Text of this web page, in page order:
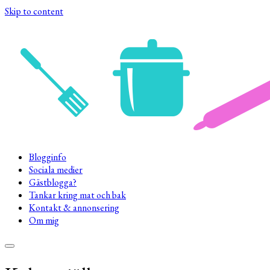
Skip to content
Blogginfo
Sociala medier
Gästblogga?
Tankar kring mat och bak
Kontakt & annonsering
Om mig